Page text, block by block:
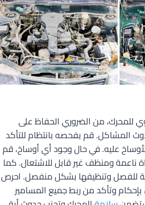
للمحرك، من الضروري الحفاظ على
المشاكل. قم بفحصه بانتظام للتأكد
عليه. في حال وجود أي أوساخ، قم
ناعمة ومنظف غير قابل للاشتعال. كما
للفصل وتنظيفها بشكل منفصل. احرص
وتأكد من ربط جميع المسامير